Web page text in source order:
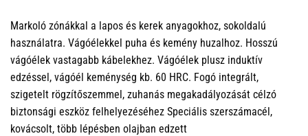
Markoló zónákkal a lapos és kerek anyagokhoz, sokoldalú
használatra. Vágóélekkel puha és kemény huzalhoz. Hosszú
vágóélek vastagabb kábelekhez. Vágóélek plusz induktív
edzéssel, vágóél keménység kb. 60 HRC. Fogó integrált,
szigetelt rögzítőszemmel, zuhanás megakadályozását célzó
biztonsági eszköz felhelyezéséhez Speciális szerszámacél,
kovácsolt, több lépésben olajban edzett